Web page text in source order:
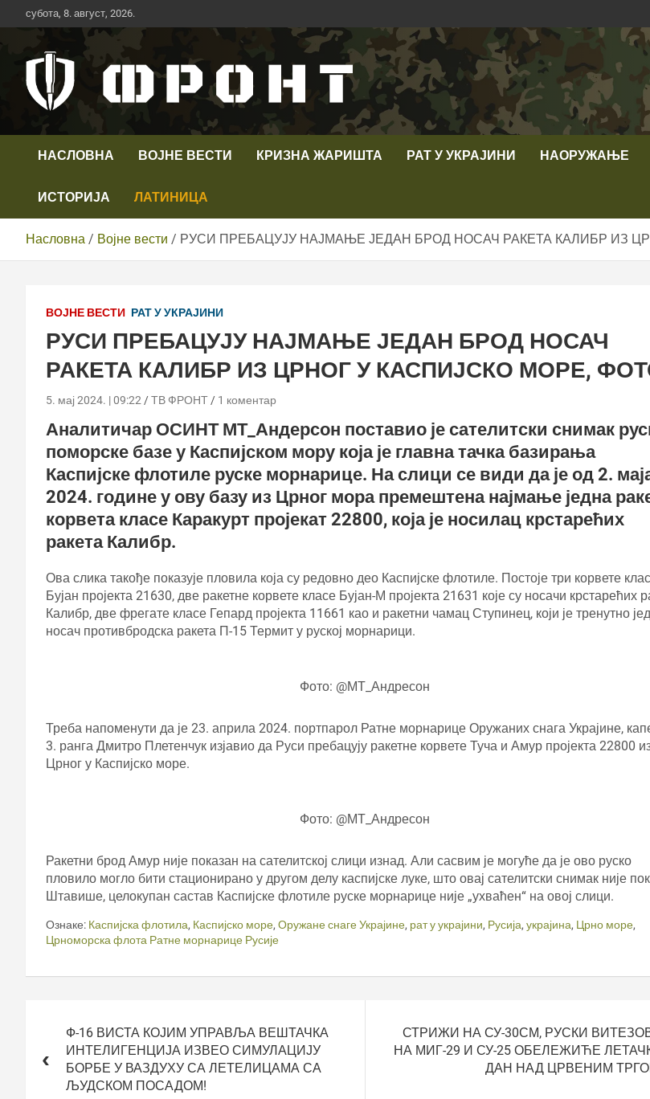
Скип
то
субота, 8. август, 2026.
Телевизија ФРОНТ
НАСЛОВНА ВОЈНЕ ВЕСТИ КРИЗНА ЖАРИШТА РАТ У УКРАЈИНИ НАОРУЖАЊЕ
ИСТОРИЈА ЛАТИНИЦА
Насловна Војне вести РУСИ ПРЕБАЦУЈУ НАЈМАЊЕ ЈЕДАН БРОД НОСАЧ РАКЕТА КАЛИБР ИЗ
ВОЈНЕ ВЕСТИ РАТ У УКРАЈИНИ
РУСИ ПРЕБАЦУЈУ НАЈМАЊЕ ЈЕДАН БРОД НОСАЧ
РАКЕТА КАЛИБР ИЗ ЦРНОГ У КАСПИЈСКО МОРЕ,
5. мај 2024. | 09:22 ТВ ФРОНТ 1 коментар
Аналитичар ОСИНТ МТ_Андерсон поставио је сателитски снимак
поморске базе у Каспијском мору која је главна тачка базирања
Каспијске флотиле руске морнарице. На слици се види да је од 2.
2024. године у ову базу из Црног мора премештена најмање једна
корвета класе Каракурт пројекат 22800, која је носилац крстарећих
ракета Калибр.
Ова слика такође показује пловила која су редовно део Каспијске флотиле. Постоје три корвете
Бујан пројекта 21630, две ракетне корвете класе Бујан-М пројекта 21631 које су носачи крстарећих
Калибр, две фрегате класе Гепард пројекта 11661 као и ракетни чамац Ступинец, који је тренутно
носач противбродска ракета П-15 Термит у руској морнарици.
Фото: @МТ_Андресон
Треба напоменути да је 23. априла 2024. портпарол Ратне морнарице Оружаних снага Украјине,
3. ранга Дмитро Плетенчук изјавио да Руси пребацују ракетне корвете Туча и Амур пројекта 22800
Црног у Каспијско море.
Фото: @МТ_Андресон
Ракетни брод Амур није показан на сателитској слици изнад. Али сасвим је могуће да је ово руско
пловило могло бити стационирано у другом делу каспијске луке, што овај сателитски снимак није
Штавише, целокупан састав Каспијске флотиле руске морнарице није „ухваћен“ на овој слици.
Ознаке: Каспијска флотила, Каспијско море, Оружане снаге Украјине, рат у украјини, Русија, украјина, Црно море,
Црноморска флота Ратне морнарице Русије
чланкаФ-16 ВИСТА КОЈИМ УПРАВЉА ВЕШТАЧКА
ИНТЕЛИГЕНЦИЈА ИЗВЕО СИМУЛАЦИЈУ
БОРБЕ У ВАЗДУХУ СА ЛЕТЕЛИЦАМА СА
ЉУДСКОМ ПОСАДОМ!
СТРИЖИ НА СУ-30СМ, РУСКИ
НА МИГ-29 И СУ-25 ОБЕЛЕЖИЋЕ
ДАН НАД ЦРВЕНИМ